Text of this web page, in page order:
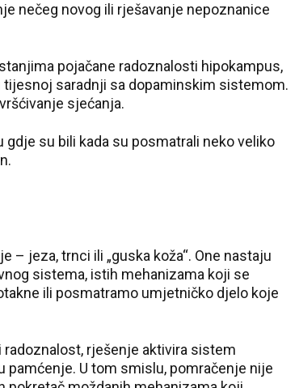
nečeg novog ili rješavanje nepoznanice
pojačane radoznalosti hipokampus,
saradnji sa dopaminskim sistemom.
sjećanja.
su bili kada su posmatrali neko veliko
– jeza, trnci ili „guska koža“. One nastaju
sistema, istih mehanizama koji se
ili posmatramo umjetničko djelo koje
rješenje aktivira sistem
pamćenje. U tom smislu, pomračenje nije
20 °C